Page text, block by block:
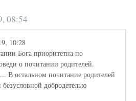
08:54
10:28
Бога приоритетна по
о почитании родителей.
В остальном почитание родителей
безусловной добродетелью